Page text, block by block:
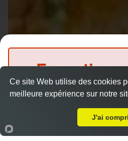
Accueil Panier
(Précommande
Ce site Web utilise des cookies
meilleure expérience sur notre
J'ai